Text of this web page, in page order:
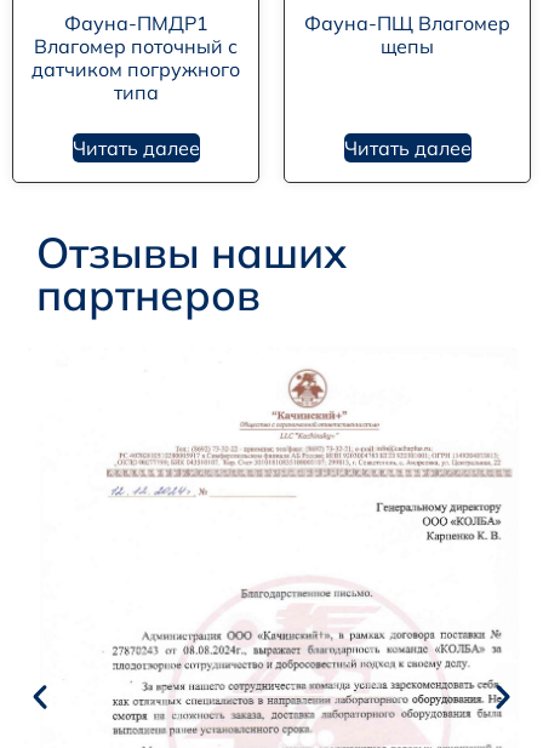
Фауна-ПМДР1
Влагомер поточный с
датчиком погружного
типа
Читать далее
Фауна-ПЩ Влагомер
щепы
Читать далее
Отзывы наших
партнеров